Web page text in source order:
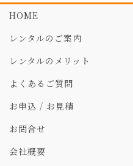
HOME
レンタルのご案内
レンタルのメリット
よくあるご質問
お申込 / お見積
お問合せ
会社概要